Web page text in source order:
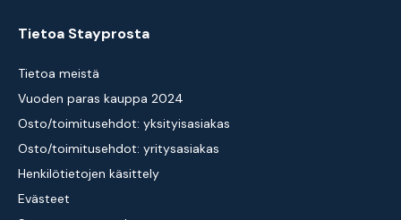
Tietoa Stayprosta
Tietoa meistä
Vuoden paras kauppa 2024
Osto/toimitusehdot: yksityisasiakas
Osto/toimitusehdot: yritysasiakas
Henkilötietojen käsittely
Evästeet